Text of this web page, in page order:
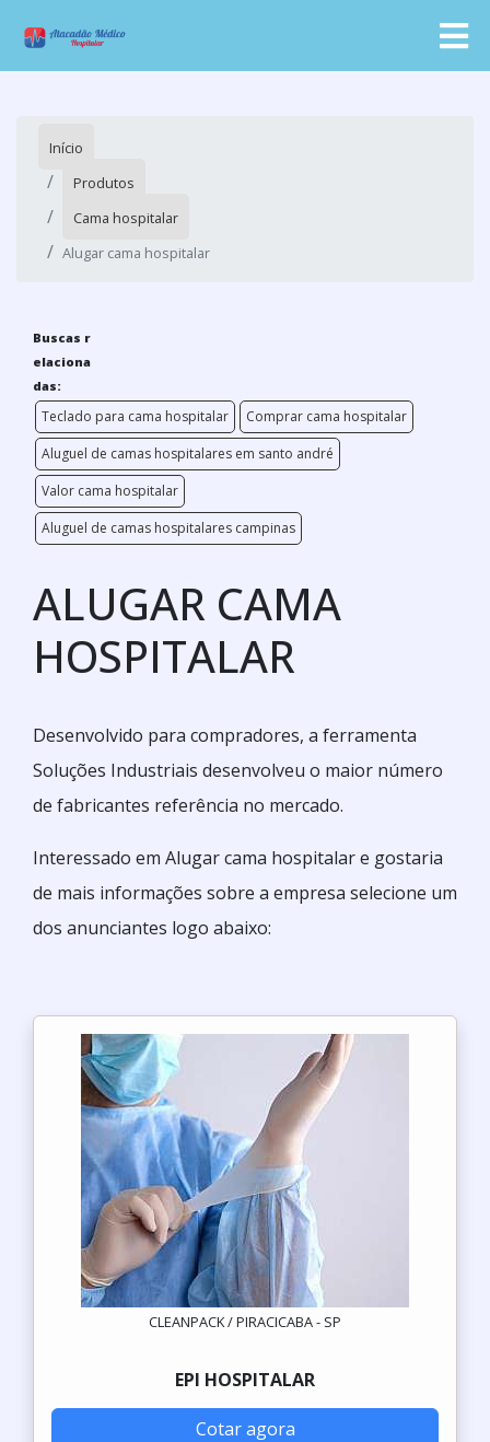
Início
Produtos
Cama hospitalar
Alugar cama hospitalar
Buscas r
elaciona
das:
Teclado para cama hospitalar
Comprar cama hospitalar
Aluguel de camas hospitalares em santo andré
Valor cama hospitalar
Aluguel de camas hospitalares campinas
ALUGAR CAMA
HOSPITALAR
Desenvolvido para compradores, a ferramenta
Soluções Industriais desenvolveu o maior número
de fabricantes referência no mercado.
Interessado em Alugar cama hospitalar e gostaria
de mais informações sobre a empresa selecione um
dos anunciantes logo abaixo:
CLEANPACK / PIRACICABA - SP
EPI HOSPITALAR
Cotar agora